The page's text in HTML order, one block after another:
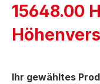
15648.00
Ihr gewähltes